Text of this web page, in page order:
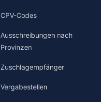
CPV-Codes
Ausschreibungen nach
Provinzen
Zuschlagempfänger
Vergabestellen